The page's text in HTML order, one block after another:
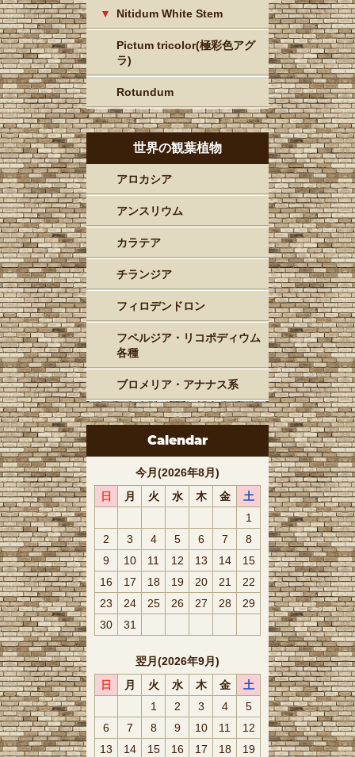
Nitidum White Stem
Pictum tricolor(極彩色アグ
ラ)
Rotundum
世界の観葉植物
アロカシア
アンスリウム
カラテア
チランジア
フィロデンドロン
フペルジア・リコポディウム
各種
ブロメリア・アナナス系
Calendar
今月(2026年8月)
日
月 火 水 木 金
土
1
2
3 4 5 6 7
8
9
10 11 12 13 14
15
16
17 18 19 20 21
22
23
24 25 26 27 28
29
30
31
翌月(2026年9月)
日
月 火 水 木 金
土
1
2 3 4
5
6
7 8 9 10 11
12
13
14 15 16 17 18 19